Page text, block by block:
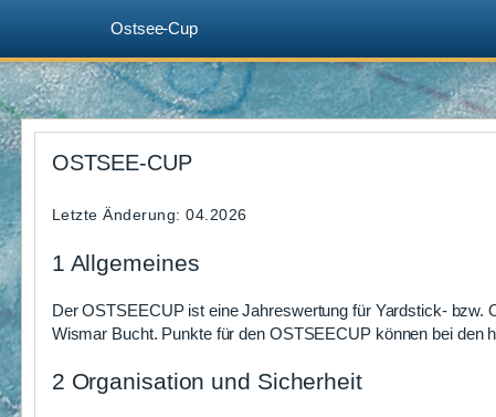
Zum
Inhalt
springen
Ostsee-Cup
OSTSEE-CUP
Letzte Änderung: 04.2026
1 Allgemeines
Der OSTSEECUP ist eine Jahreswertung für Yardstick-
Wismar Bucht. Punkte für den OSTSEECUP können bei den
2 Organisation und Sicherheit